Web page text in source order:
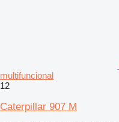
multifuncional
12
Caterpillar 907 M